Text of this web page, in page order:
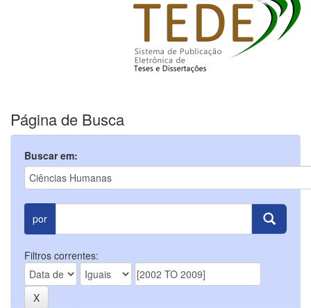
Página de Busca
Buscar em:
por
Filtros correntes: